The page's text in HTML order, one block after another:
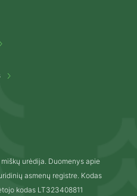
urėdija. Duomenys apie
asmenų registre. Kodas
kodas LT323408811